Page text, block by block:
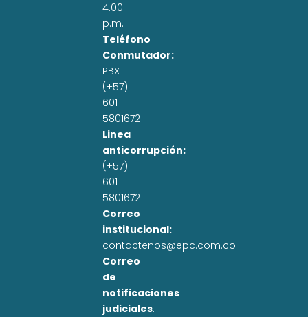
4:00
p.m.
Teléfono
Conmutador:
PBX
(+57)
601
5801672
Linea
anticorrupción:
(+57)
601
5801672
Correo
institucional:
contactenos@epc.com.co
Correo
de
notificaciones
judiciales: